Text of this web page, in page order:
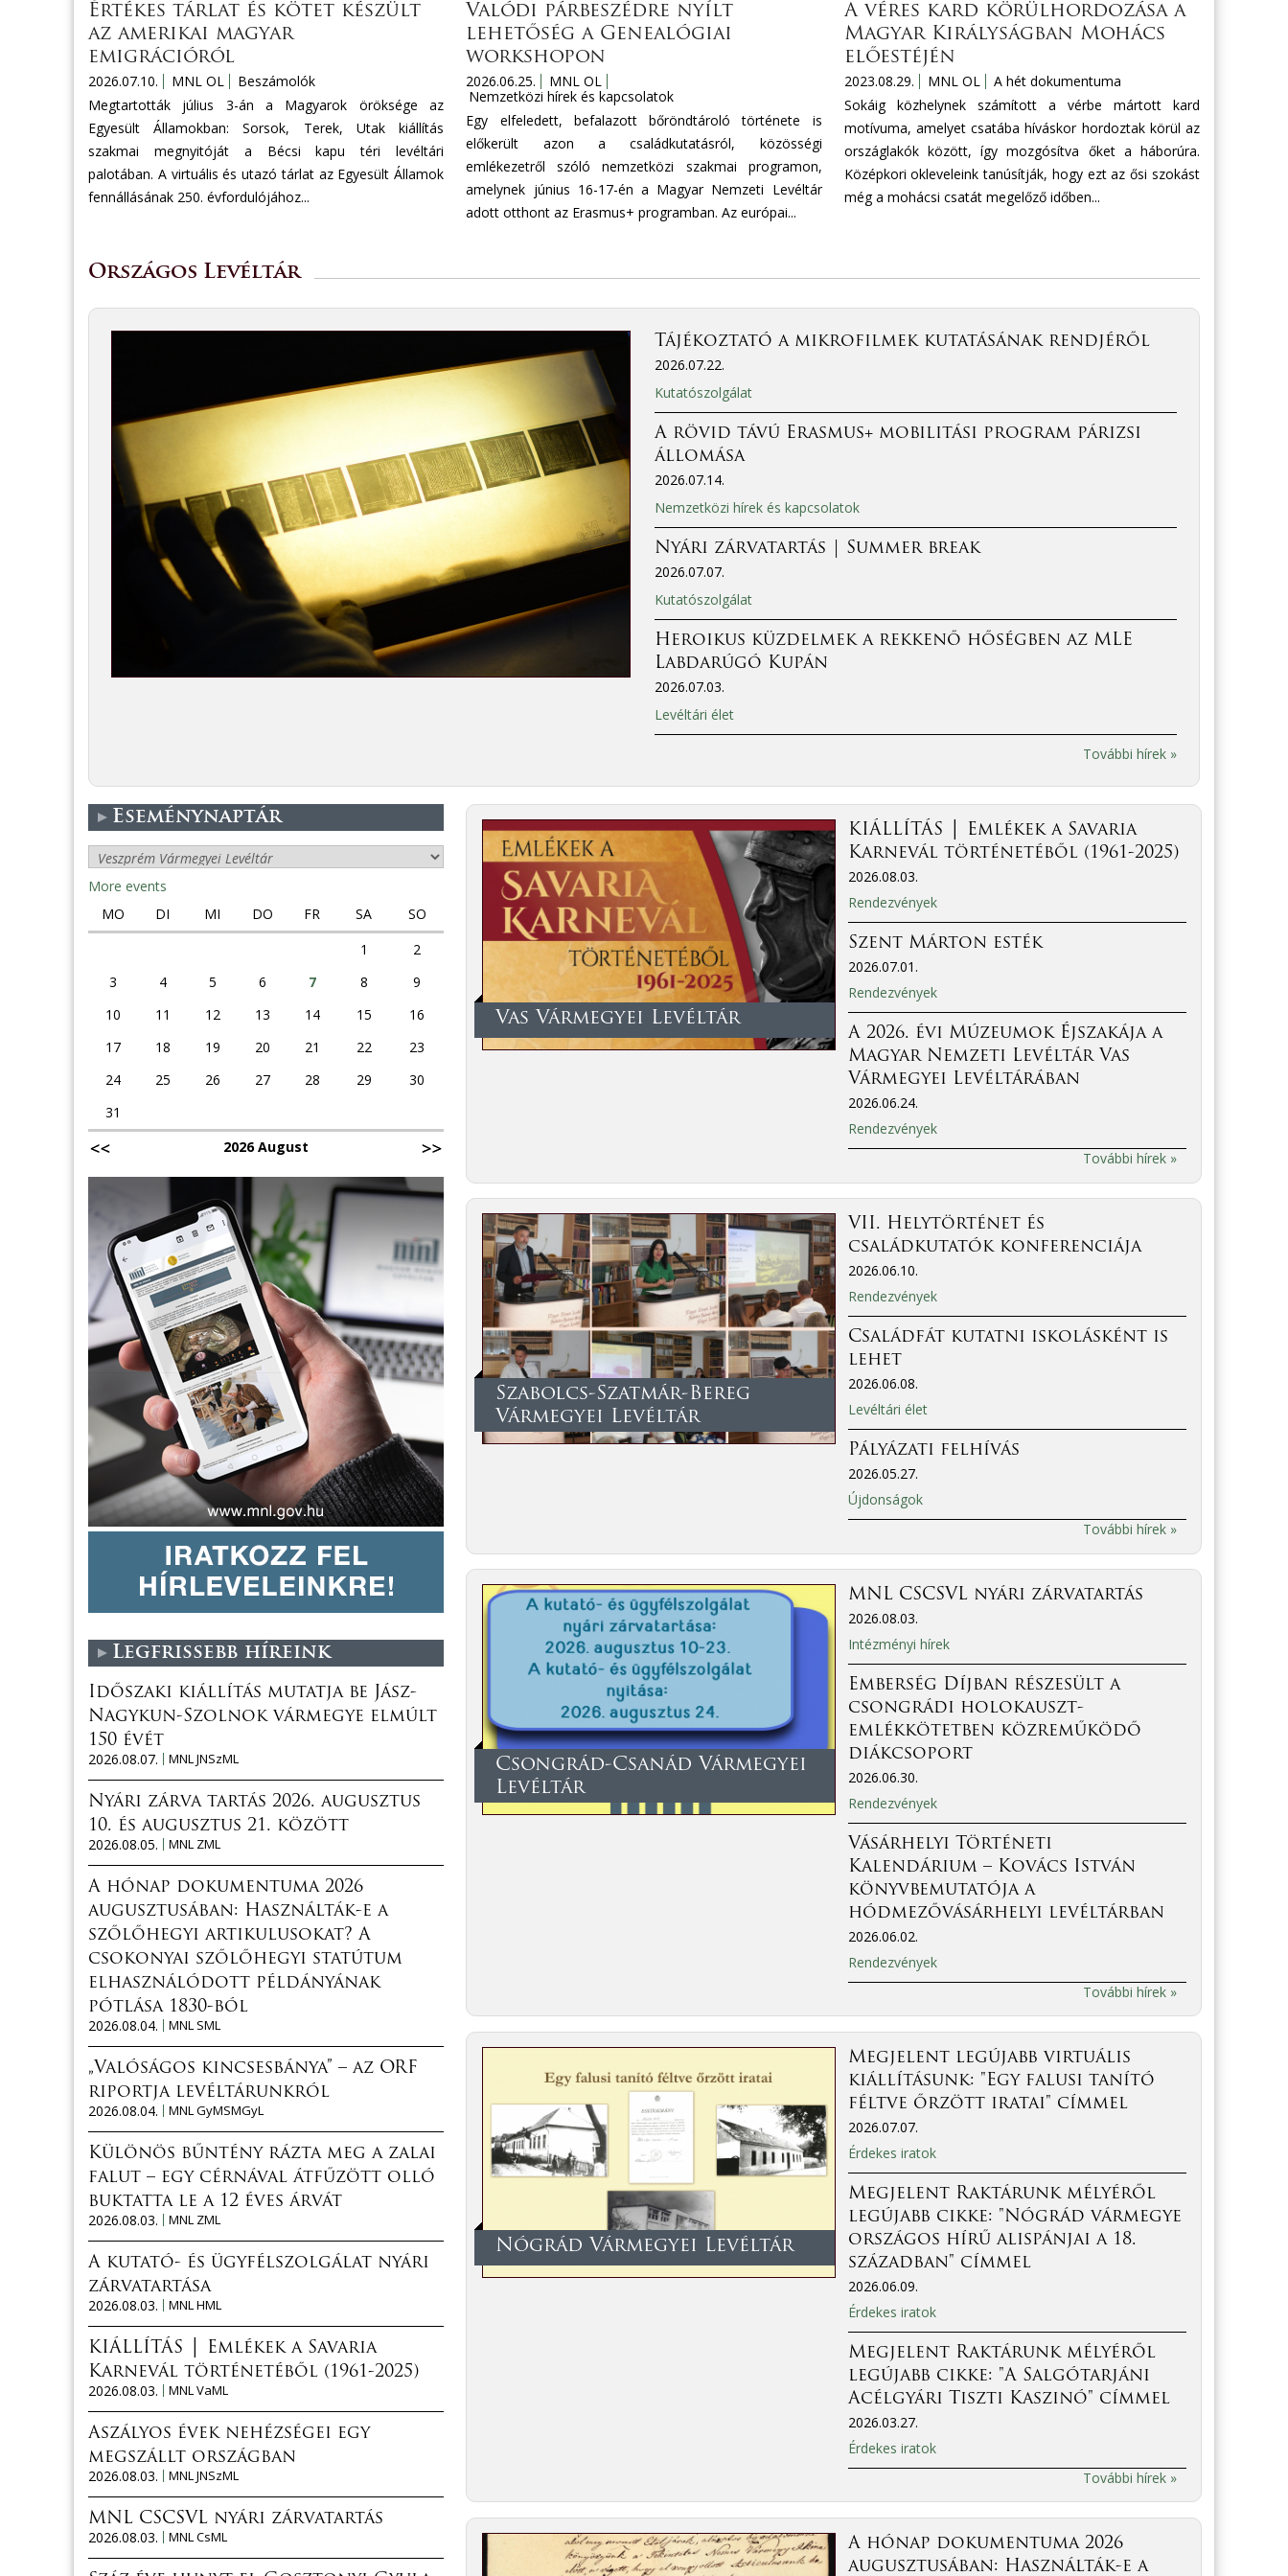
Értékes tárlat és kötet készült
az amerikai magyar
emigrációról
2026.07.10. MNL OL
Beszámolók
Megtartották július 3-án a Magyarok öröksége az
Egyesült Államokban: Sorsok, Terek, Utak kiállítás
szakmai megnyitóját a Bécsi kapu téri levéltári
palotában. A virtuális és utazó tárlat az Egyesült Államok
fennállásának 250. évfordulójához...
Valódi párbeszédre nyílt
lehetőség a Genealógiai
workshopon
2026.06.25.
MNL OL
Nemzetközi hírek és kapcsolatok
Egy elfeledett, befalazott bőröndtároló története is
előkerült azon a családkutatásról, közösségi
emlékezetről szóló nemzetközi szakmai programon,
amelynek június 16-17-én a Magyar Nemzeti Levéltár
adott otthont az Erasmus+ programban. Az európai...
A véres kard körülhordozása a
Magyar Királyságban Mohács
előestéjén
2023.08.29. MNL OL
A hét dokumentuma
Sokáig közhelynek számított a vérbe mártott kard
motívuma, amelyet csatába híváskor hordoztak körül az
országlakók között, így mozgósítva őket a háborúra.
Középkori okleveleink tanúsítják, hogy ezt az ősi szokást
még a mohácsi csatát megelőző időben...
Országos Levéltár
Tájékoztató a mikrofilmek kutatásának rendjéről
2026.07.22.
Kutatószolgálat
A rövid távú Erasmus+ mobilitási program párizsi
állomása
2026.07.14.
Nemzetközi hírek és kapcsolatok
Nyári zárvatartás | Summer break
2026.07.07.
Kutatószolgálat
Heroikus küzdelmek a rekkenő hőségben az MLE
Labdarúgó Kupán
2026.07.03.
Levéltári élet
További hírek »
Vas Vármegyei Levéltár
KIÁLLÍTÁS │ Emlékek a Savaria
Karnevál történetéből (1961-2025)
2026.08.03.
Rendezvények
Szent Márton esték
2026.07.01.
Rendezvények
A 2026. évi Múzeumok Éjszakája a
Magyar Nemzeti Levéltár Vas
Vármegyei Levéltárában
2026.06.24.
Rendezvények
További hírek »
Szabolcs-Szatmár-Bereg
Vármegyei Levéltár
VII. Helytörténet és
családkutatók konferenciája
2026.06.10.
Rendezvények
Családfát kutatni iskolásként is
lehet
2026.06.08.
Levéltári élet
Pályázati felhívás
2026.05.27.
Újdonságok
További hírek »
Csongrád-Csanád Vármegyei
Levéltár
MNL CSCSVL nyári zárvatartás
2026.08.03.
Intézményi hírek
Emberség Díjban részesült a
csongrádi holokauszt-
emlékkötetben közreműködő
diákcsoport
2026.06.30.
Rendezvények
Vásárhelyi Történeti
Kalendárium – Kovács István
könyvbemutatója a
hódmezővásárhelyi levéltárban
2026.06.02.
Rendezvények
További hírek »
Nógrád Vármegyei Levéltár
Megjelent legújabb virtuális
kiállításunk: "Egy falusi tanító
féltve őrzött iratai" címmel
2026.07.07.
Érdekes iratok
Megjelent Raktárunk mélyéről
legújabb cikke: "Nógrád vármegye
országos hírű alispánjai a 18.
században" címmel
2026.06.09.
Érdekes iratok
Megjelent Raktárunk mélyéről
legújabb cikke: "A Salgótarjáni
Acélgyári Tiszti Kaszinó" címmel
2026.03.27.
Érdekes iratok
További hírek »
A hónap dokumentuma 2026
augusztusában: Használták-e a
Eseménynaptár
More events
MO
DI MI DO FR SA
SO
1
2
3
4 5 6 7 8
9
10
11 12 13 14 15
16
17
18 19 20 21 22
23
24
25 26 27 28 29
30
31
2026 August
Legfrissebb híreink
Időszaki kiállítás mutatja be Jász-
Nagykun-Szolnok vármegye elmúlt
150 évét
2026.08.07.
MNL JNSzML
Nyári zárva tartás 2026. augusztus
10. és augusztus 21. között
2026.08.05.
MNL ZML
A hónap dokumentuma 2026
augusztusában: Használták-e a
szőlőhegyi artikulusokat? A
csokonyai szőlőhegyi statútum
elhasználódott példányának
pótlása 1830-ból
2026.08.04.
MNL SML
„Valóságos kincsesbánya” – az ORF
riportja levéltárunkról
2026.08.04.
MNL GyMSMGyL
Különös bűntény rázta meg a zalai
falut – egy cérnával átfűzött olló
buktatta le a 12 éves árvát
2026.08.03.
MNL ZML
A kutató- és ügyfélszolgálat nyári
zárvatartása
2026.08.03.
MNL HML
KIÁLLÍTÁS │ Emlékek a Savaria
Karnevál történetéből (1961-2025)
2026.08.03.
MNL VaML
Aszályos évek nehézségei egy
megszállt országban
2026.08.03.
MNL JNSzML
MNL CSCSVL nyári zárvatartás
2026.08.03.
MNL CsML